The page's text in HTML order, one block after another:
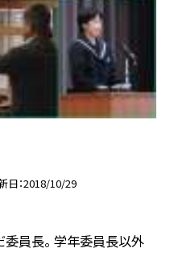
日 2018/10/29
員長。 学年委員長以外